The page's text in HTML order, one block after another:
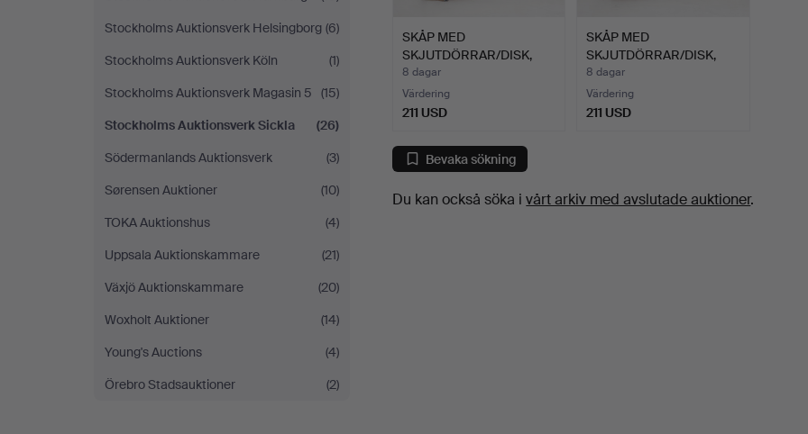
Stockholms Auktionsverk Helsingborg (6)
Stockholms Auktionsverk Köln
(1)
Stockholms Auktionsverk Magasin 5
(15)
Stockholms Auktionsverk Sickla
(26)
Södermanlands Auktionsverk
(3)
Sørensen Auktioner
(10)
TOKA Auktionshus
(4)
Uppsala Auktionskammare
(21)
Växjö Auktionskammare
(20)
Woxholt Auktioner
(14)
Young's Auctions
(4)
Örebro Stadsauktioner
(2)
SKÅP MED
SKJUTDÖRRAR/DISK,
vitlackerad mdf…
8 dagar
Värdering
211 USD
SKÅP MED
SKJUTDÖRRAR/DISK,
vitlackerad mdf…
8 dagar
Värdering
211 USD
Bevaka sökning
Du kan också söka ivårt arkiv med avslutade auktioner.